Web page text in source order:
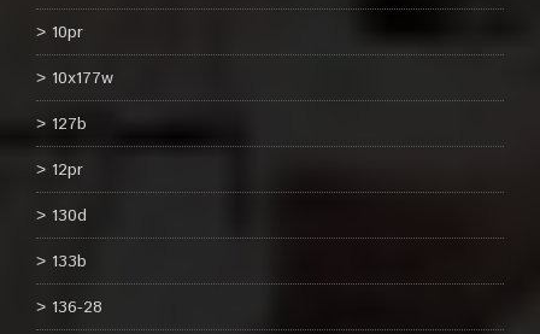
10pr
10x177w
127b
12pr
130d
133b
136-28